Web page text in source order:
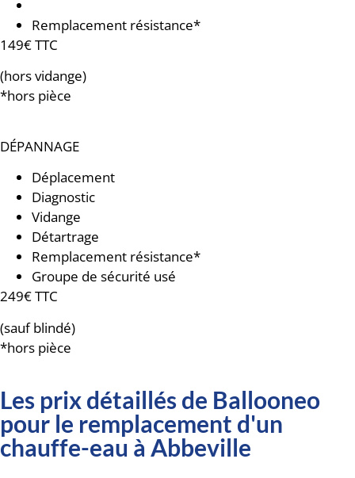
Remplacement résistance*
149€ TTC
(hors vidange)
*hors pièce
DÉPANNAGE
Déplacement
Diagnostic
Vidange
Détartrage
Remplacement résistance*
Groupe de sécurité usé
249€ TTC
(sauf blindé)
*hors pièce
Les prix détaillés de Ballooneo
pour le remplacement d'un
chauffe-eau à Abbeville